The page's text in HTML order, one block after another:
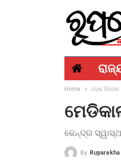
Home ଦେଶ ବିଦେଶ
କେନ୍ଦ୍ର
By